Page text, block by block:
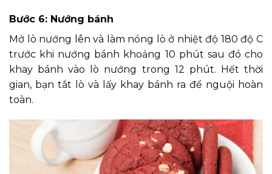
Bước 6: Nướng bánh
Mở lò nướng lên và làm nóng lò ở nhiệt độ 180 độ C
trước khi nướng bánh khoảng 10 phút sau đó cho
khay bánh vào lò nướng trong 12 phút. Hết thời
gian, bạn tắt lò và lấy khay bánh ra để nguội hoàn
toàn.